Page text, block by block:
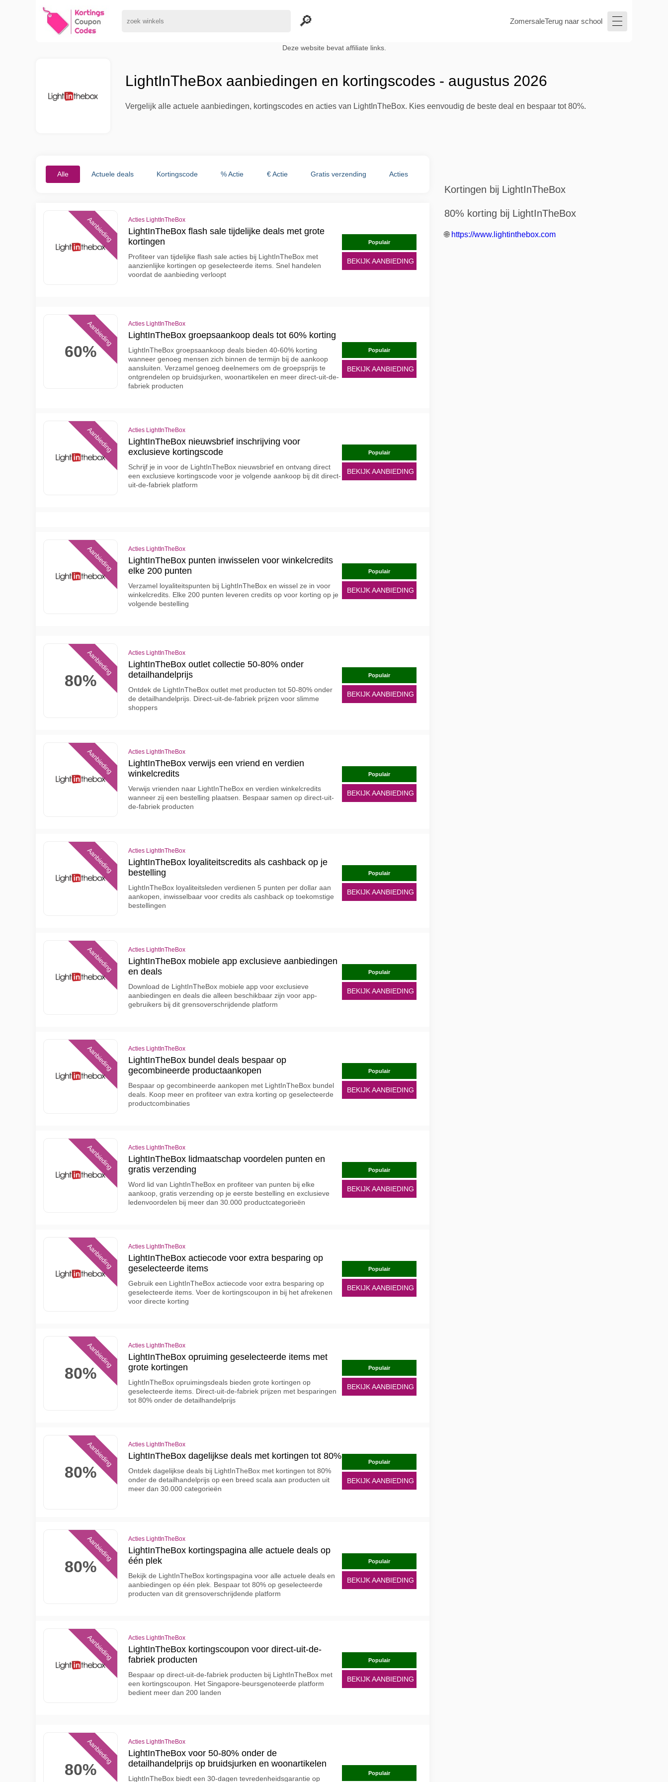
ZomersaleTerug naar school
Deze website bevat affiliate links.
LightInTheBox aanbiedingen en kortingscodes - augustus 2026
Vergelijk alle actuele aanbiedingen, kortingscodes en acties van LightInTheBox. Kies eenvoudig de beste deal en bespaar tot 80%.
Alle Actuele deals Kortingscode % Actie € Actie Gratis verzending Acties
Aanbieding Acties LightInTheBox
LightInTheBox flash sale tijdelijke deals met grote
kortingen
Profiteer van tijdelijke flash sale acties bij LightInTheBox met
aanzienlijke kortingen op geselecteerde items. Snel handelen
voordat de aanbieding verloopt
Populair
BEKIJK AANBIEDING
60%
Aanbieding Acties LightInTheBox
LightInTheBox groepsaankoop deals tot 60% korting
LightInTheBox groepsaankoop deals bieden 40-60% korting
wanneer genoeg mensen zich binnen de termijn bij de aankoop
aansluiten. Verzamel genoeg deelnemers om de groepsprijs te
ontgrendelen op bruidsjurken, woonartikelen en meer direct-uit-de-
fabriek producten
Populair
BEKIJK AANBIEDING
Aanbieding Acties LightInTheBox
LightInTheBox nieuwsbrief inschrijving voor
exclusieve kortingscode
Schrijf je in voor de LightInTheBox nieuwsbrief en ontvang direct
een exclusieve kortingscode voor je volgende aankoop bij dit direct-
uit-de-fabriek platform
Populair
BEKIJK AANBIEDING
Aanbieding Acties LightInTheBox
LightInTheBox punten inwisselen voor winkelcredits
elke 200 punten
Verzamel loyaliteitspunten bij LightInTheBox en wissel ze in voor
winkelcredits. Elke 200 punten leveren credits op voor korting op je
volgende bestelling
Populair
BEKIJK AANBIEDING
80%
Aanbieding Acties LightInTheBox
LightInTheBox outlet collectie 50-80% onder
detailhandelprijs
Ontdek de LightInTheBox outlet met producten tot 50-80% onder
de detailhandelprijs. Direct-uit-de-fabriek prijzen voor slimme
shoppers
Populair
BEKIJK AANBIEDING
Aanbieding Acties LightInTheBox
LightInTheBox verwijs een vriend en verdien
winkelcredits
Verwijs vrienden naar LightInTheBox en verdien winkelcredits
wanneer zij een bestelling plaatsen. Bespaar samen op direct-uit-
de-fabriek producten
Populair
BEKIJK AANBIEDING
Aanbieding Acties LightInTheBox
LightInTheBox loyaliteitscredits als cashback op je
bestelling
LightInTheBox loyaliteitsleden verdienen 5 punten per dollar aan
aankopen, inwisselbaar voor credits als cashback op toekomstige
bestellingen
Populair
BEKIJK AANBIEDING
Aanbieding Acties LightInTheBox
LightInTheBox mobiele app exclusieve aanbiedingen
en deals
Download de LightInTheBox mobiele app voor exclusieve
aanbiedingen en deals die alleen beschikbaar zijn voor app-
gebruikers bij dit grensoverschrijdende platform
Populair
BEKIJK AANBIEDING
Aanbieding Acties LightInTheBox
LightInTheBox bundel deals bespaar op
gecombineerde productaankopen
Bespaar op gecombineerde aankopen met LightInTheBox bundel
deals. Koop meer en profiteer van extra korting op geselecteerde
productcombinaties
Populair
BEKIJK AANBIEDING
Aanbieding Acties LightInTheBox
LightInTheBox lidmaatschap voordelen punten en
gratis verzending
Word lid van LightInTheBox en profiteer van punten bij elke
aankoop, gratis verzending op je eerste bestelling en exclusieve
ledenvoordelen bij meer dan 30.000 productcategorieën
Populair
BEKIJK AANBIEDING
Aanbieding Acties LightInTheBox
LightInTheBox actiecode voor extra besparing op
geselecteerde items
Gebruik een LightInTheBox actiecode voor extra besparing op
geselecteerde items. Voer de kortingscoupon in bij het afrekenen
voor directe korting
Populair
BEKIJK AANBIEDING
80%
Aanbieding Acties LightInTheBox
LightInTheBox opruiming geselecteerde items met
grote kortingen
LightInTheBox opruimingsdeals bieden grote kortingen op
geselecteerde items. Direct-uit-de-fabriek prijzen met besparingen
tot 80% onder de detailhandelprijs
Populair
BEKIJK AANBIEDING
80%
Aanbieding Acties LightInTheBox
LightInTheBox dagelijkse deals met kortingen tot 80%
Ontdek dagelijkse deals bij LightInTheBox met kortingen tot 80%
onder de detailhandelprijs op een breed scala aan producten uit
meer dan 30.000 categorieën
Populair
BEKIJK AANBIEDING
80%
Aanbieding Acties LightInTheBox
LightInTheBox kortingspagina alle actuele deals op
één plek
Bekijk de LightInTheBox kortingspagina voor alle actuele deals en
aanbiedingen op één plek. Bespaar tot 80% op geselecteerde
producten van dit grensoverschrijdende platform
Populair
BEKIJK AANBIEDING
Aanbieding Acties LightInTheBox
LightInTheBox kortingscoupon voor direct-uit-de-
fabriek producten
Bespaar op direct-uit-de-fabriek producten bij LightInTheBox met
een kortingscoupon. Het Singapore-beursgenoteerde platform
bedient meer dan 200 landen
Populair
BEKIJK AANBIEDING
80%
Aanbieding Acties LightInTheBox
LightInTheBox voor 50-80% onder de
detailhandelprijs op bruidsjurken en woonartikelen
LightInTheBox biedt een 30-dagen tevredenheidsgarantie op
Populair
Kortingen bij LightInTheBox
80% korting bij LightInTheBox
🌐 https://www.lightinthebox.com